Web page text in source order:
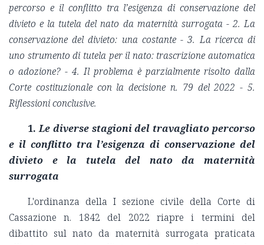
percorso e il conflitto tra l’esigenza di conservazione del
divieto e la tutela del nato da maternità surrogata - 2. La
conservazione del divieto: una costante - 3. La ricerca di
uno strumento di tutela per il nato: trascrizione automatica
o adozione? - 4. Il problema è parzialmente risolto dalla
Corte costituzionale con la decisione n. 79 del 2022 - 5.
Riflessioni conclusive.
1. Le diverse stagioni del travagliato percorso
e il conflitto tra l’esigenza di conservazione del
divieto e la tutela del nato da maternità
surrogata
L'ordinanza della I sezione civile della Corte di
Cassazione n. 1842 del 2022 riapre i termini del
dibattito sul nato da maternità surrogata praticata